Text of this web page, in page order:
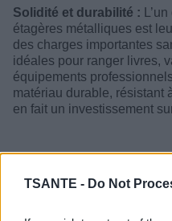
TSANTE - Do Not
Solidité et durabilité :
étagères métalliques est
des charges importantes
idéales pour ranger livres,
équipements
matériau durable, résistant
en fait un investissement